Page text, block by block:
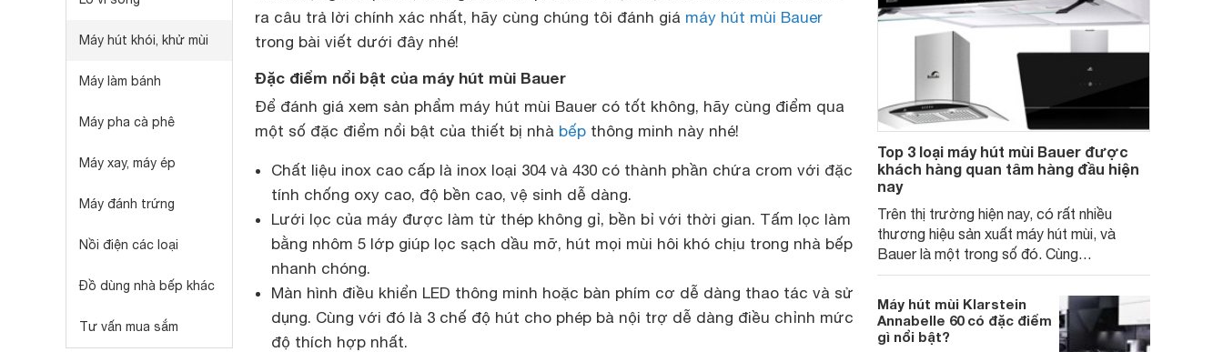
Máy hút khói, khử mùi
Máy làm bánh
Máy pha cà phê
Máy xay, máy ép
Máy đánh trứng
Nồi điện các loại
Đồ dùng nhà bếp khác
Tư vấn mua sắm
ra câu trả lời chính xác nhất, hãy cùng chúng tôi đánh giá máy hút mùi Bauer
trong bài viết dưới đây nhé!
Đặc điểm nổi bật của máy hút mùi Bauer
Để đánh giá xem sản phẩm máy hút mùi Bauer có tốt không, hãy cùng điểm qua
một số đặc điểm nổi bật của thiết bị nhà bếp thông minh này nhé!
Chất liệu inox cao cấp là inox loại 304 và 430 có thành phần chứa crom với đặc
tính chống oxy cao, độ bền cao, vệ sinh dễ dàng.
Lưới lọc của máy được làm từ thép không gỉ, bền bỉ với thời gian. Tấm lọc làm
bằng nhôm 5 lớp giúp lọc sạch dầu mỡ, hút mọi mùi hôi khó chịu trong nhà bếp
nhanh chóng.
Màn hình điều khiển LED thông minh hoặc bàn phím cơ dễ dàng thao tác và sử
dụng. Cùng với đó là 3 chế độ hút cho phép bà nội trợ dễ dàng điều chỉnh mức
độ thích hợp nhất.
Top 3 loại máy hút mùi Bauer được
khách hàng quan tâm hàng đầu hiện
nay
Trên thị trường hiện nay, có rất nhiều
thương hiệu sản xuất máy hút mùi, và
Bauer là một trong số đó. Cùng
Websosanh khám phá 3 máy máy hút mùi
Bauer đắt khách nhất trên thị trường hiện
nay nhé.
Máy hút mùi Klarstein
Annabelle 60 có đặc điểm
gì nổi bật?